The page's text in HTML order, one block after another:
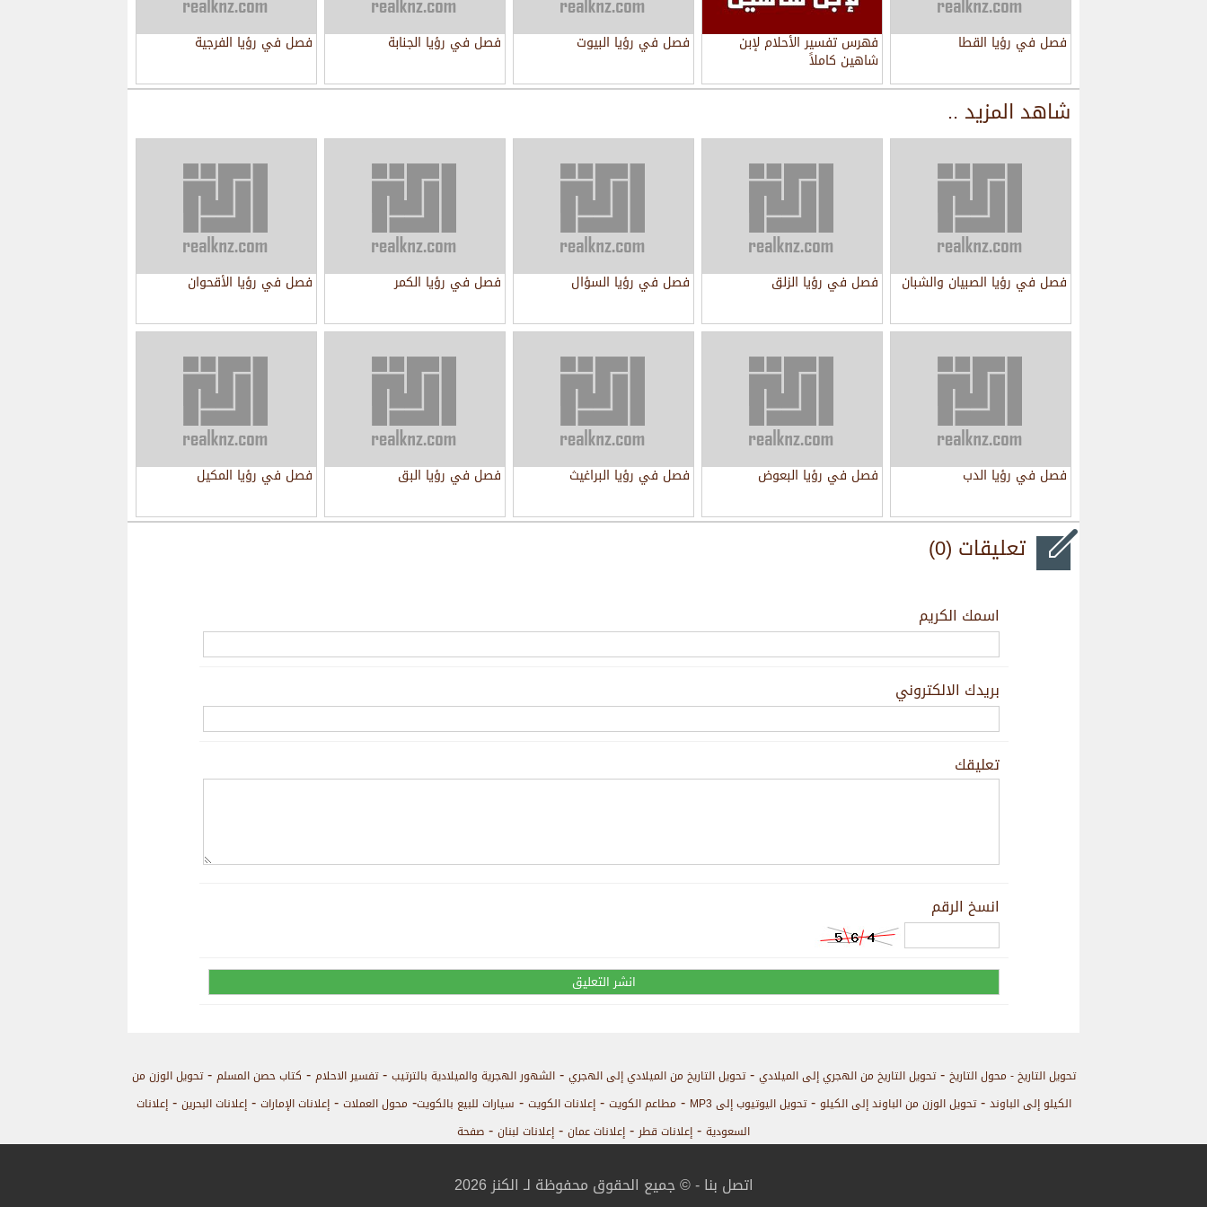
فصل في رؤيا القطا فهرس تفسير الأحلام لإبن
شاهين كاملاً
فصل في رؤيا البيوت فصل في رؤيا الجنابة فصل في رؤيا الفرجية
شاهد المزيد ..
فصل في رؤيا الصبيان والشبان فصل في رؤيا الزلق فصل في رؤيا السؤال فصل في رؤيا الكمر فصل في رؤيا الأقحوان
فصل في رؤيا الدب فصل في رؤيا البعوض فصل في رؤيا البراغيث فصل في رؤيا البق فصل في رؤيا المكيل
تعليقات (0)
اسمك الكريم
بريدك الالكتروني
تعليقك
انسخ الرقم
تحويل التاريخ - محول التاريخ -تحويل التاريخ من الهجري إلى الميلادي -تحويل التاريخ من الميلادي إلى الهجري -الشهور الهجرية والميلادية بالترتيب -تفسير الاحلام - كتاب حصن المسلم -تحويل الوزن من
الكيلو إلى الباوند -تحويل الوزن من الباوند إلى الكيلو -تحويل اليوتيوب إلى MP3 - مطاعم الكويت -إعلانات الكويت - سيارات للبيع بالكويت- محول العملات -إعلانات الإمارات -إعلانات البحرين -إعلانات
السعودية - إعلانات قطر- إعلانات عمان - إعلانات لبنان - صفحة
اتصل بنا- © جميع الحقوق محفوظة لـ الكنز 2026